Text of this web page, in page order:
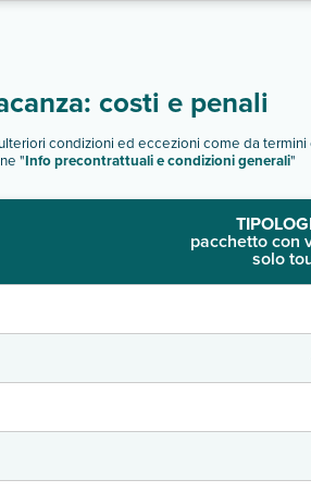
costi e penali
condizioni ed eccezioni come da termini
"Info precontrattuali e condizioni generali"
pacchetto con
solo